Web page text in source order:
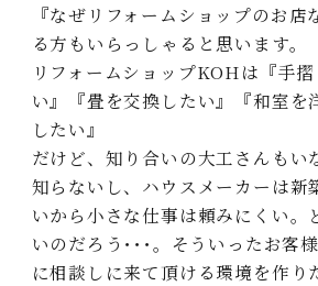
『なぜリフォームショップのお
る⽅もいらっしゃると思います。
リフォームショップKOHは『⼿
い』『畳を交換したい』『和室を
したい』
だけど、知り合いの⼤⼯さんもい
知らないし、ハウスメーカーは新
いから⼩さな仕事は頼みにくい。
いのだろう･･･。そういったお客
に相談しに来て頂ける環境を作り